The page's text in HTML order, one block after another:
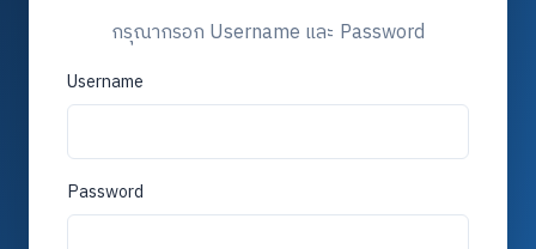
กรุณากรอก Username และ Password
Username
Password